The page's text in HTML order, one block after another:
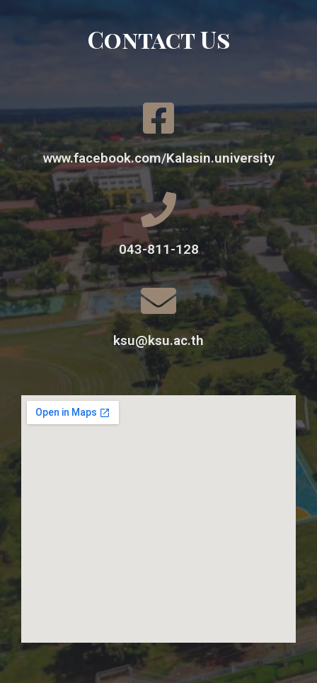
Contact Us
www.facebook.com/Kalasin.university
043-811-128
ksu@ksu.ac.th